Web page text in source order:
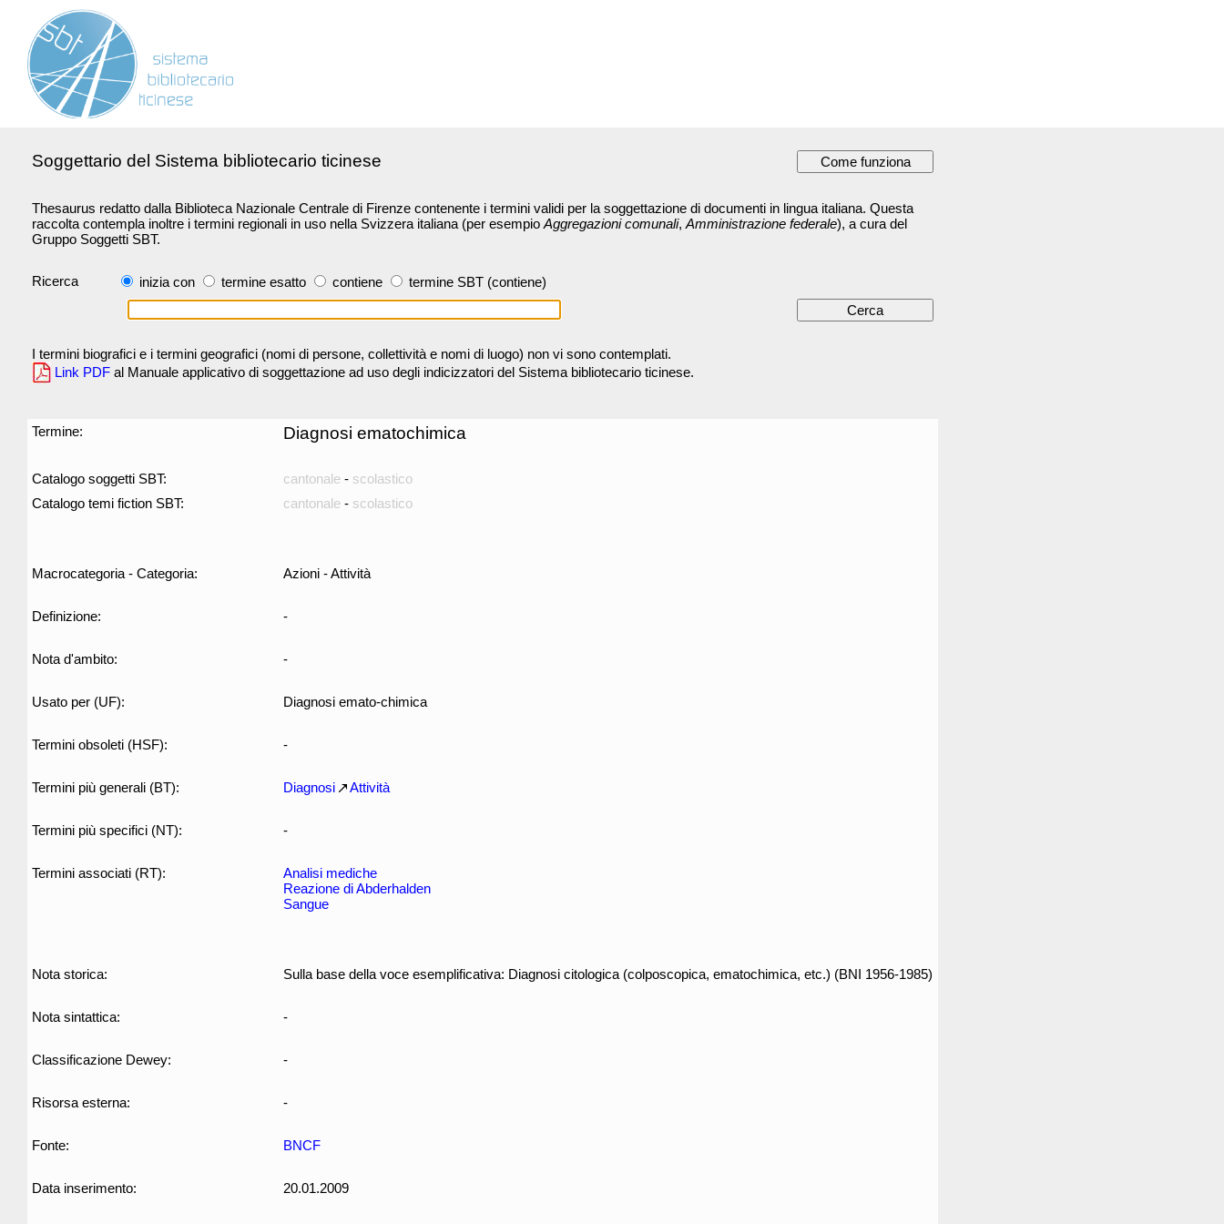
Soggettario del Sistema bibliotecario ticinese
Thesaurus redatto dalla Biblioteca Nazionale Centrale di Firenze contenente i termini validi per la soggettazione di documenti in lingua italiana. Questa
raccolta contempla inoltre i termini regionali in uso nella Svizzera italiana (per esempio Aggregazioni comunali, Amministrazione federale), a cura del
Gruppo Soggetti SBT.
Ricerca inizia con termine esatto contiene termine SBT (contiene)
I termini biografici e i termini geografici (nomi di persone, collettività e nomi di luogo) non vi sono contemplati.
Link PDF al Manuale applicativo di soggettazione ad uso degli indicizzatori del Sistema bibliotecario ticinese.
Termine: Diagnosi ematochimica
Catalogo soggetti SBT: cantonale - scolastico
Catalogo temi fiction SBT:
cantonale - scolastico
Macrocategoria - Categoria: Azioni - Attività
Definizione: -
Nota d'ambito: -
Usato per (UF): Diagnosi emato-chimica
Termini obsoleti (HSF): -
Termini più generali (BT): Diagnosi Attività
Termini più specifici (NT): -
Termini associati (RT):
Analisi mediche
Reazione di Abderhalden
Sangue
Nota storica: Sulla base della voce esemplificativa: Diagnosi citologica (colposcopica, ematochimica, etc.) (BNI 1956-1985)
Nota sintattica: -
Classificazione Dewey: -
Risorsa esterna: -
Fonte: BNCF
Data inserimento: 20.01.2009